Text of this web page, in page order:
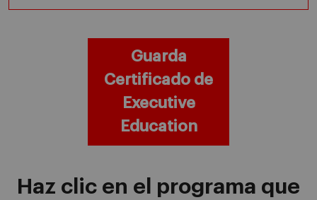
Guarda
Certificado de
Executive
Education
Haz clic en el programa que